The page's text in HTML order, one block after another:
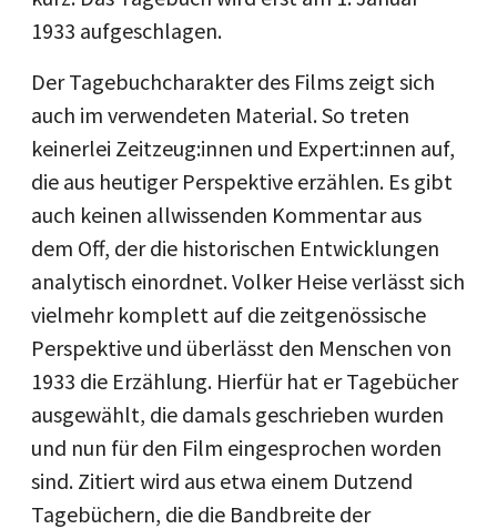
1933 aufgeschlagen.
Der Tagebuchcharakter des Films zeigt sich
auch im verwendeten Material. So treten
keinerlei Zeitzeug:innen und Expert:innen auf,
die aus heutiger Perspektive erzählen. Es gibt
auch keinen allwissenden Kommentar aus
dem Off, der die historischen Entwicklungen
analytisch einordnet. Volker Heise verlässt sich
vielmehr komplett auf die zeitgenössische
Perspektive und überlässt den Menschen von
1933 die Erzählung. Hierfür hat er Tagebücher
ausgewählt, die damals geschrieben wurden
und nun für den Film eingesprochen worden
sind. Zitiert wird aus etwa einem Dutzend
Tagebüchern, die die Bandbreite der